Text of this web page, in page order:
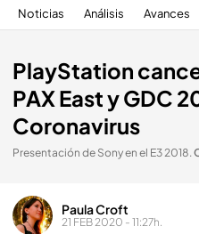
Noticias Análisis Avances
PlayStation
PAX East y GDC
Coronavirus
Presentación de Sony en el E3 2018.
Paula Croft
21 FEB 2020 - 11:27h.